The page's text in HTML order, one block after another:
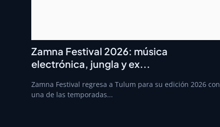
Zamna Festival 2026: música
electrónica, jungla y ex...
Zamna Festival regresa a Tulum para su edición 2026 con
una de las temporadas...